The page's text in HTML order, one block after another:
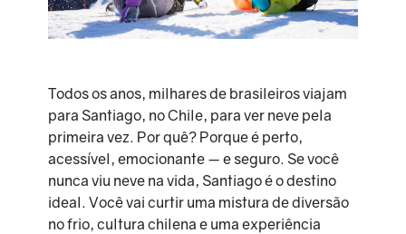
Todos os anos, milhares de brasileiros viajam
para Santiago, no Chile, para ver neve pela
primeira vez. Por quê? Porque é perto,
acessível, emocionante — e seguro. Se você
nunca viu neve na vida, Santiago é o destino
ideal. Você vai curtir uma mistura de diversão
no frio, cultura chilena e uma experiência